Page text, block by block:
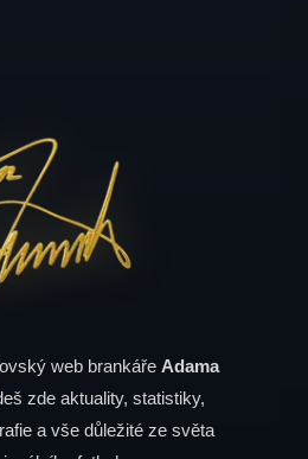
web brankáře Adama
zde aktuality, statistiky,
a vše důležité ze světa